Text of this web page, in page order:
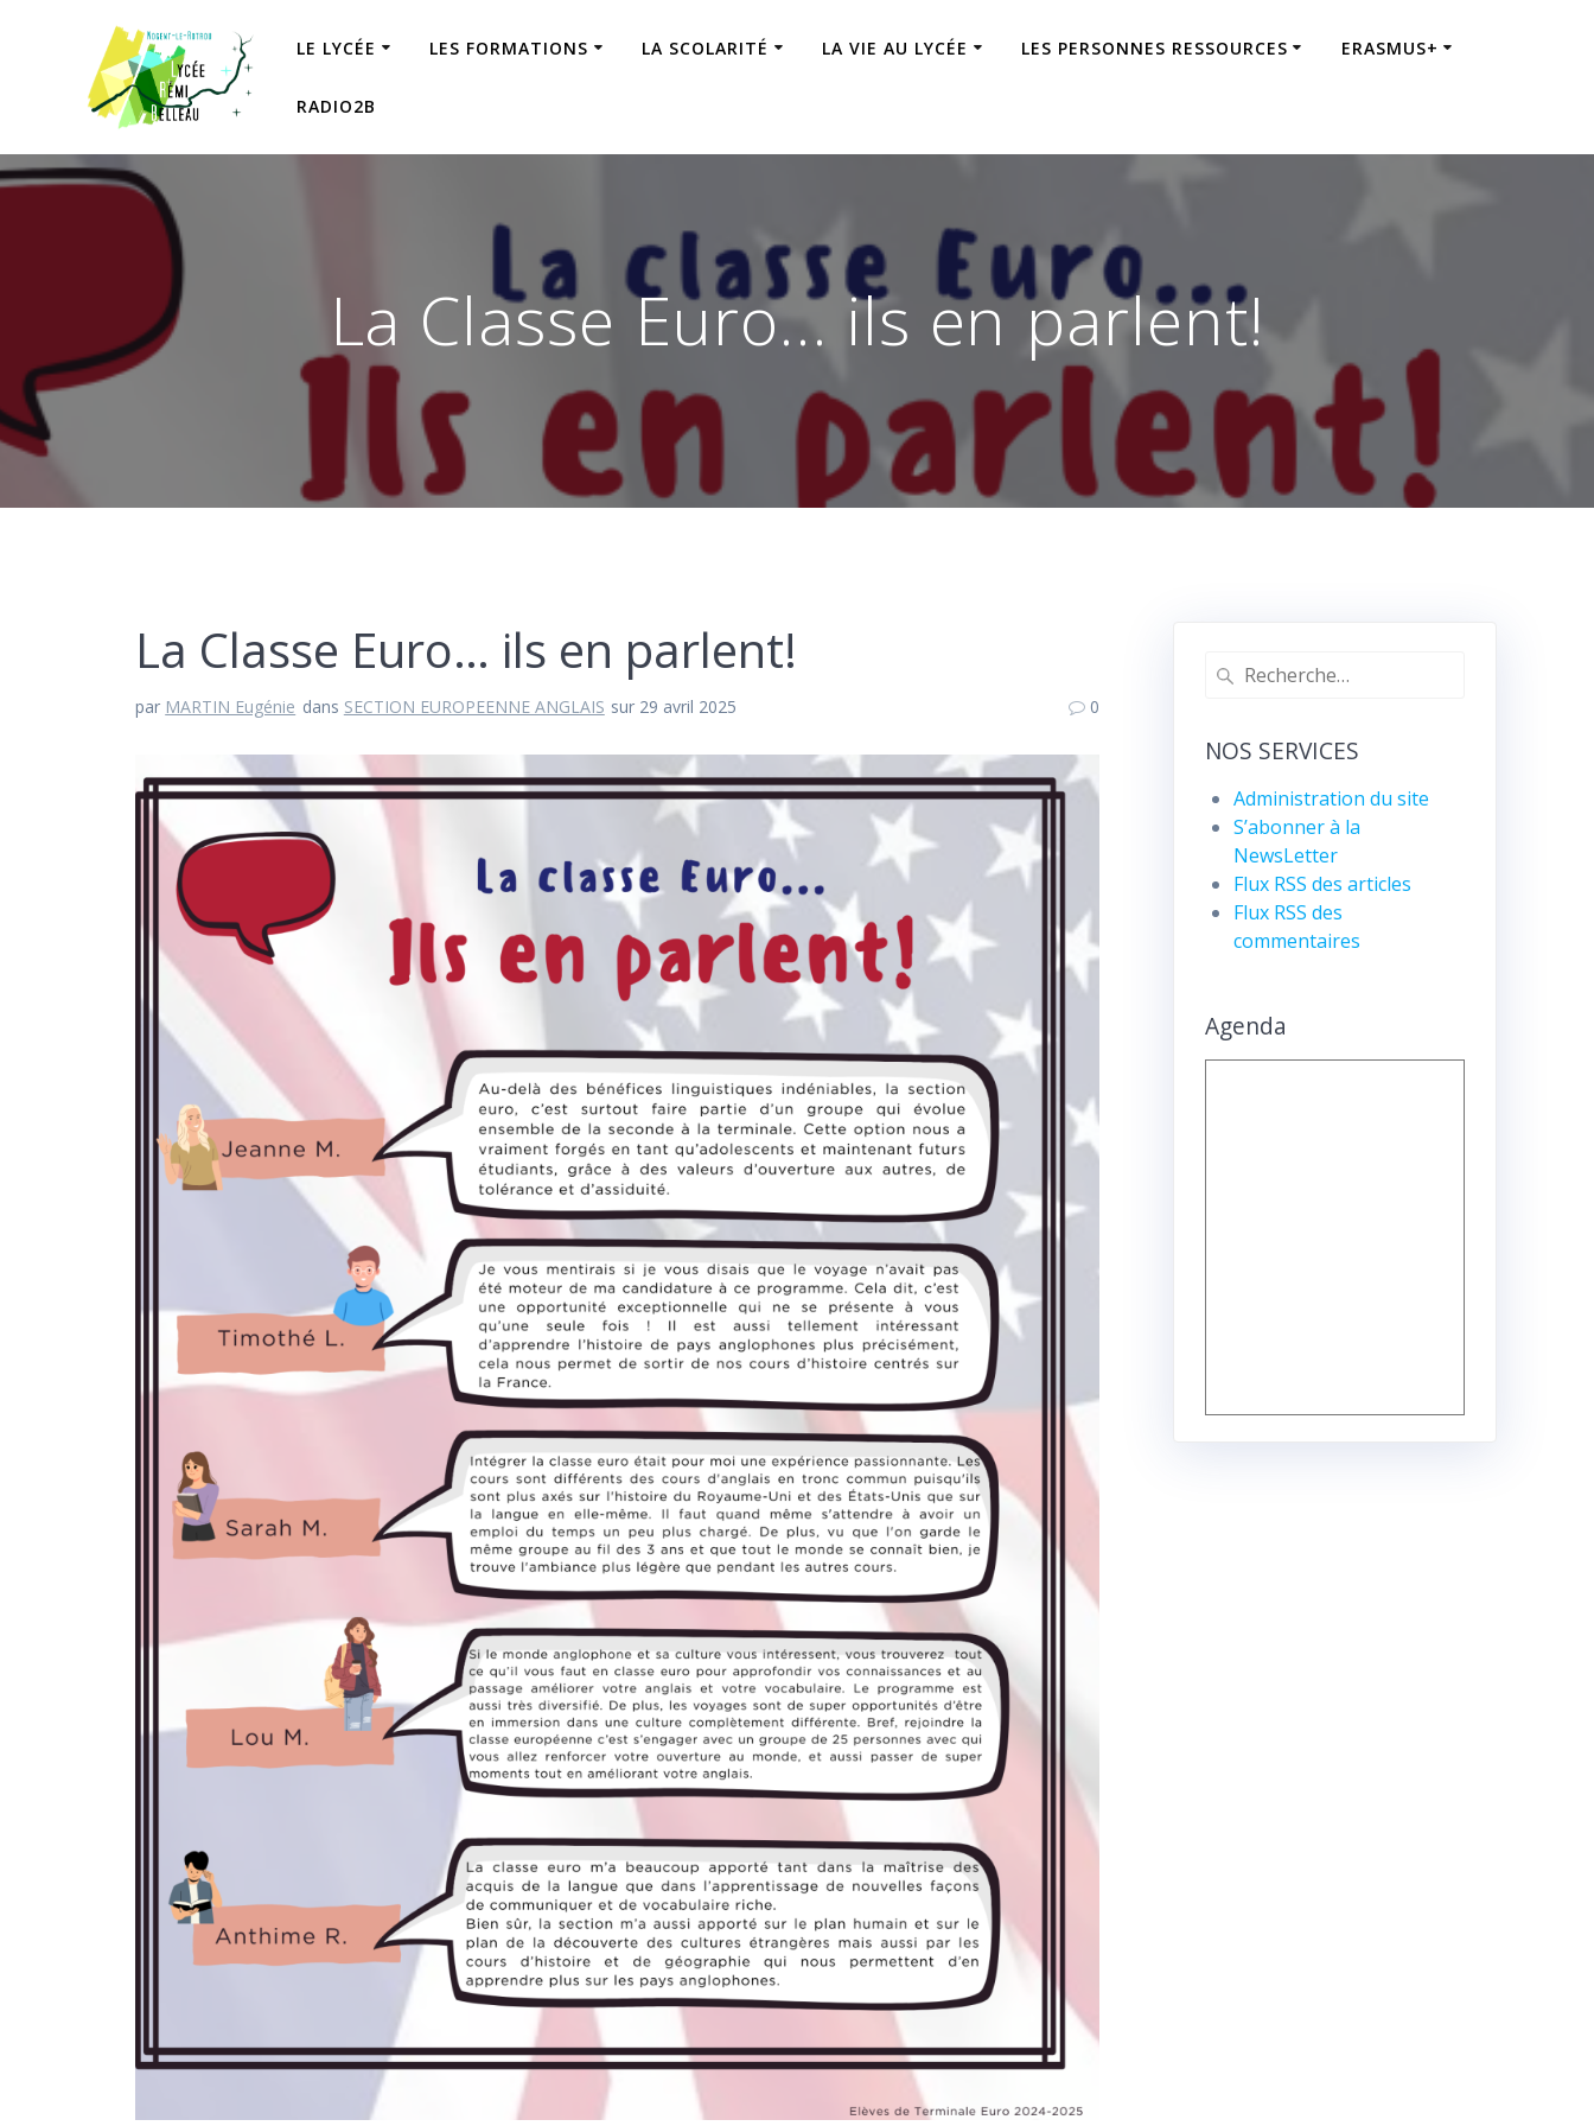
LE LYCÉE LES FORMATIONS LA SCOLARITÉ LA VIE AU LYCÉE LES PERSONNES RESSOURCES ERASMUS+
RADIO2B
La Classe Euro… ils en parlent!
La Classe Euro… ils en parlent!
par MARTIN Eugénie dans SECTION EUROPEENNE ANGLAIS sur 29 avril 2025 0
Recherche
NOS SERVICES
Administration du site
S’abonner à la
NewsLetter
Flux RSS des articles
Flux RSS des
commentaires
Agenda